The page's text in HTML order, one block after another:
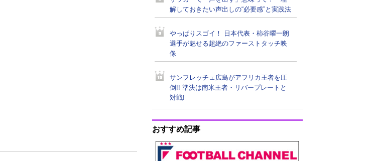
解しておきたい声出しの“必要感”と実践法
やっぱりスゴイ！ 日本代表・柿谷曜一朗
選手が魅せる超絶のファーストタッチ映
像
サンフレッチェ広島がアフリカ王者を圧
倒!! 準決は南米王者・リバープレートと
対戦!
おすすめ記事